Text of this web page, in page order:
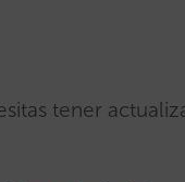
tener